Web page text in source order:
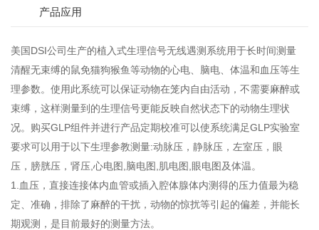
产品应用
美国DSI公司生产的植入式生理信号无线遇测系统用于长时间测量
清醒无束缚的鼠免猫狗猴鱼等动物的心电、脑电、体温和血压等生
理参数。使用此系统可以保证动物在笼内自由活动，不需要麻醉或
束缚，这样测量到的生理信号更能反映自然状态下的动物生理状
况。购买GLP组件并进行产品定期校准可以使系统满足GLP实验室
要求可以用于以下生理参教测量:动脉压，静脉压，左室压，眼
压，膀胱压，肾压,心电图,脑电图,肌电图,眼电图及体温。
1.血压，直接连接体内血管或插入腔体腺体内测得的压力值最为稳
定、准确，排除了麻醉的干扰，动物的惊扰等引起的偏差，并能长
期观测，是目前最好的测量方法。